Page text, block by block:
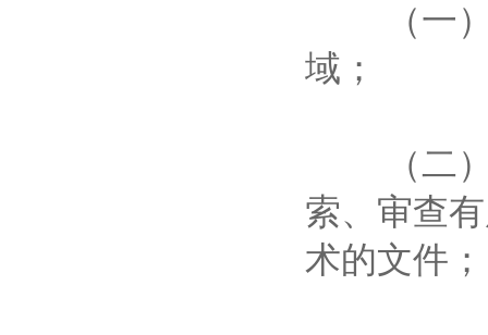
（一）
域；
（二）
索、审查
术的文件